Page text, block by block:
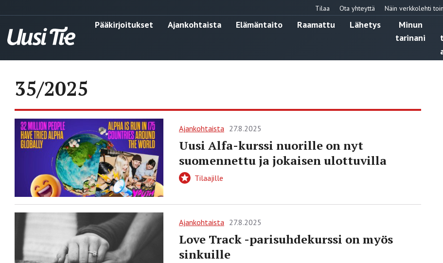
Tilaa Ota yhteyttä Näin verkkolehti
Pääkirjoitukset Ajankohtaista Elämäntaito Raamattu Lähetys
Minun
tarinani
35/2025
Ajankohtaista 27.8.2025
Uusi Alfa-kurssi nuorille on nyt
suomennettu ja jokaisen ulottuvilla
Tilaajille
Ajankohtaista 27.8.2025
Love Track -parisuhdekurssi on myös
sinkuille